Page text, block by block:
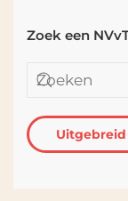
Zoek een